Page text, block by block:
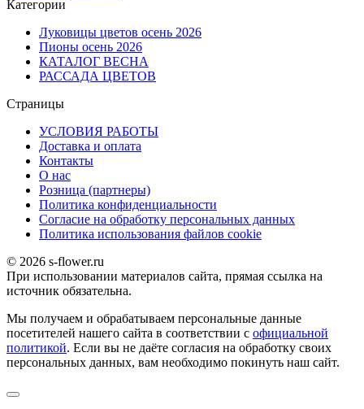
Категории
Луковицы цветов осень 2026
Пионы осень 2026
КАТАЛОГ ВЕСНА
РАССАДА ЦВЕТОВ
Страницы
УСЛОВИЯ РАБОТЫ
Доставка и оплата
Контакты
О наc
Розница (партнеры)
Политика конфиденциальности
Согласие на обработку персональных данных
Политика использования файлов сookie
© 2026 s-flower.ru
При использовании материалов сайта, прямая ссылка на
источник обязательна.
Мы получаем и обрабатываем персональные данные
посетителей нашего сайта в соответствии с официальной
политикой. Если вы не даёте согласия на обработку своих
персональных данных, вам необходимо покинуть наш сайт.